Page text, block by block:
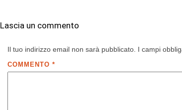
Lascia un commento
Il tuo indirizzo email non sarà pubblicato. I campi
COMMENTO *